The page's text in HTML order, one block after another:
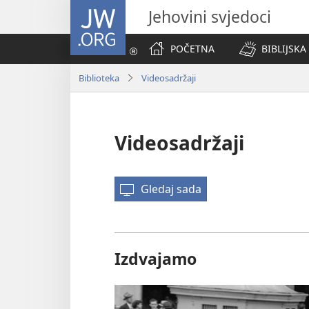
JW.ORG Jehovini svjedoci
POČETNA
BIBLIJSKA
Biblioteka Videosadržaji
Videosadržaji
Gledaj sada
Izdvajamo